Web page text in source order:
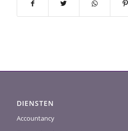
DIENSTEN
Accountancy